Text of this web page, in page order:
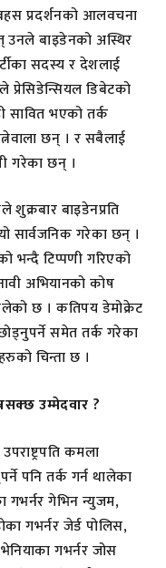
प्रदर्शनको आलवचना
उनले बाइडेनको अस्थिर
सदस्य र देशलाई
प्रेसिडेन्सियल डिबेटको
सावित भएको तर्क
छन् । र सबैलाई
गरेका छन् ।
बाइडेनप्रति
सार्वजनिक गरेका छन् ।
भन्दै टिप्पणी गरिएको
अभियानको कोष
छ । कतिपय डेमोक्रेट
समेत तर्क गरेका
चिन्ता छ ।
उम्मेदवार ?
कमला
पनि तर्क गर्न थालेका
गभर्नर गेभिन न्युजम,
गभर्नर जेर्ड पोलिस,
गभर्नर जोस